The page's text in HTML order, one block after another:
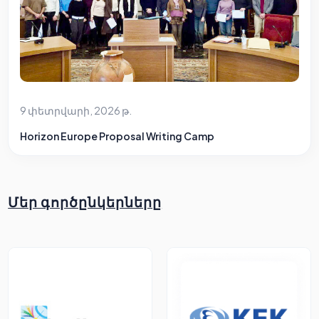
9 փետրվարի, 2026 թ.
Horizon Europe Proposal Writing Camp
Մեր գործընկերները